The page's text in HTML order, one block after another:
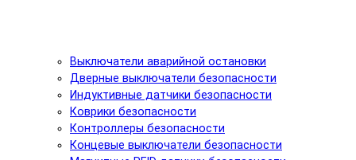
Выключатели аварийной остановки
Дверные выключатели безопасности
Индуктивные датчики безопасности
Коврики безопасности
Контроллеры безопасности
Концевые выключатели безопасности